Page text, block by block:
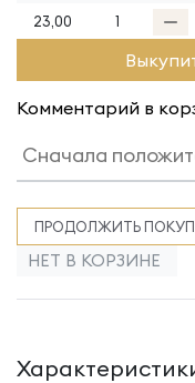
23,00
1
Комментарий в
ПРОДОЛЖИТЬ
НЕТ В КОРЗИНЕ